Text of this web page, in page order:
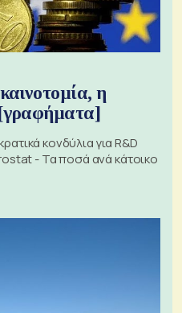
η
κονδύλια για R&D
- Τα ποσά ανά κάτοικο